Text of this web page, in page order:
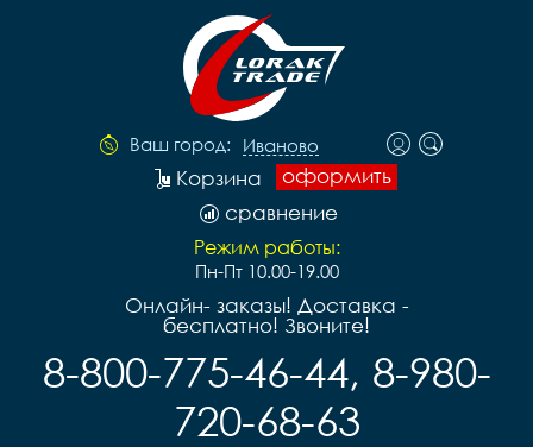
Ваш город: Иваново
оформить
Корзина
сравнение
Режим работы:
Пн-Пт 10.00-19.00
Онлайн- заказы! Доставка -
бесплатно! Звоните!
8-800-775-46-44, 8-980-
720-68-63